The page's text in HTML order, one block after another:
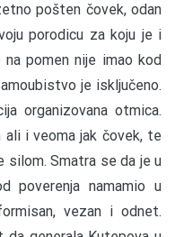
pošten čovek, odan
porodicu za koju je i
pomen nije imao kod
je isključeno.
organizovana otmica.
ali i veoma jak čovek, te
silom. Smatra se da je u
poverenja namamio u
vezan i odnet.